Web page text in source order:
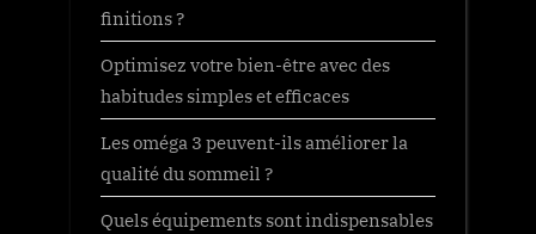
finitions ?
Optimisez votre bien-être avec des
habitudes simples et efficaces
Les oméga 3 peuvent-ils améliorer la
qualité du sommeil ?
Quels équipements sont indispensables